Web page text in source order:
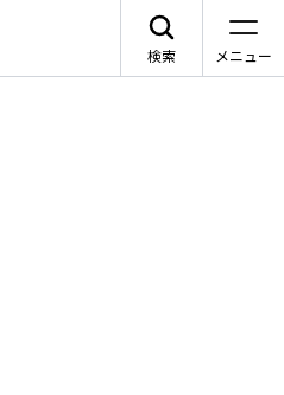
検索 メニュー